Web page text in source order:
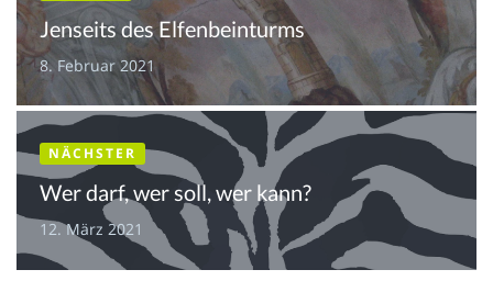
Jenseits des Elfenbeinturms
8. Februar 2021
NÄCHSTER
Wer darf, wer soll, wer kann?
12. März 2021